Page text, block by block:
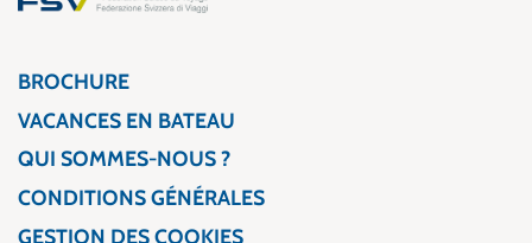
BROCHURE
VACANCES EN BATEAU
QUI SOMMES-NOUS ?
CONDITIONS GÉNÉRALES
GESTION DES COOKIES